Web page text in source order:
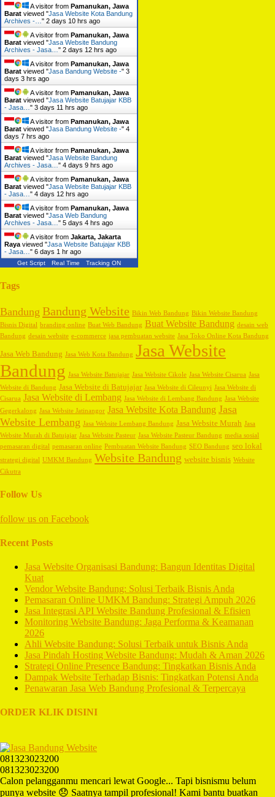
A visitor from Pamanukan, Jawa
Barat viewed "Jasa Website Kota Bandung
Archives -… " 2 days 10 hrs ago
A visitor from Pamanukan, Jawa
Barat viewed "Jasa Website Bandung
Archives - Jasa… " 2 days 12 hrs ago
A visitor from Pamanukan, Jawa
Barat viewed "Jasa Bandung Website -" 3
days 3 hrs ago
A visitor from Pamanukan, Jawa
Barat viewed "Jasa Website Batujajar KBB
- Jasa… " 3 days 11 hrs ago
A visitor from Pamanukan, Jawa
Barat viewed "Jasa Bandung Website -" 4
days 7 hrs ago
A visitor from Pamanukan, Jawa
Barat viewed "Jasa Website Bandung
Archives - Jasa… " 4 days 9 hrs ago
A visitor from Pamanukan, Jawa
Barat viewed "Jasa Website Batujajar KBB
- Jasa… " 4 days 12 hrs ago
A visitor from Pamanukan, Jawa
Barat viewed "Jasa Web Bandung
Archives - Jasa… " 5 days 4 hrs ago
A visitor from Jakarta, Jakarta
Raya viewed "Jasa Website Batujajar KBB
- Jasa… " 6 days 1 hr ago
Get Script Real Time Tracking ON
Tags
Bandung Bandung Website Bikin Web Bandung Bikin Website Bandung
Bisnis Digital branding online Buat Web Bandung Buat Website Bandung desain web
Bandung desain website e-commerce jasa pembuatan website Jasa Toko Online Kota Bandung
Jasa Web Bandung Jasa Web Kota Bandung Jasa Website
Bandung Jasa Website Batujajar Jasa Website Cikole Jasa Website Cisarua Jasa
Website di Bandung Jasa Website di Batujajar Jasa Website di Cileunyi Jasa Website di
Cisarua Jasa Website di Lembang Jasa Website di Lembang Bandung Jasa Website
Gegerkalong Jasa Website Jatinangor Jasa Website Kota Bandung Jasa
Website Lembang Jasa Website Lembang Bandung Jasa Website Murah Jasa
Website Murah di Batujajar Jasa Website Pasteur Jasa Website Pasteur Bandung media sosial
pemasaran digital pemasaran online Pembuatan Website Bandung SEO Bandung seo lokal
strategi digital UMKM Bandung Website Bandung website bisnis Website
Cikutra
Follow Us
follow us on Facebook
Recent Posts
Jasa Website Organisasi Bandung: Bangun Identitas Digital
Kuat
Vendor Website Bandung: Solusi Terbaik Bisnis Anda
Pemasaran Online UMKM Bandung: Strategi Ampuh 2026
Jasa Integrasi API Website Bandung Profesional & Efisien
Monitoring Website Bandung: Jaga Performa & Keamanan
2026
Ahli Website Bandung: Solusi Terbaik untuk Bisnis Anda
Jasa Pindah Hosting Website Bandung: Mudah & Aman 2026
Strategi Online Presence Bandung: Tingkatkan Bisnis Anda
Dampak Website Terhadap Bisnis: Tingkatkan Potensi Anda
Penawaran Jasa Web Bandung Profesional & Terpercaya
ORDER KLIK DISINI
081323023200
081323023200
Calon pelangganmu mencari lewat Google... Tapi bisnismu belum
punya website 😞 Saatnya tampil profesional! Kami bantu buatkan